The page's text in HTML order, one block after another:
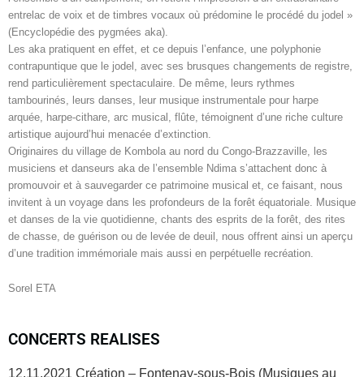
entrelac de voix et de timbres vocaux où prédomine le procédé du jodel »
(Encyclopédie des pygmées aka).
Les aka pratiquent en effet, et ce depuis l’enfance, une polyphonie
contrapuntique que le jodel, avec ses brusques changements de registre,
rend particulièrement spectaculaire. De même, leurs rythmes
tambourinés, leurs danses, leur musique instrumentale pour harpe
arquée, harpe-cithare, arc musical, flûte, témoignent d’une riche culture
artistique aujourd’hui menacée d’extinction.
Originaires du village de Kombola au nord du Congo-Brazzaville, les
musiciens et danseurs aka de l’ensemble Ndima s’attachent donc à
promouvoir et à sauvegarder ce patrimoine musical et, ce faisant, nous
invitent à un voyage dans les profondeurs de la forêt équatoriale. Musique
et danses de la vie quotidienne, chants des esprits de la forêt, des rites
de chasse, de guérison ou de levée de deuil, nous offrent ainsi un aperçu
d’une tradition immémoriale mais aussi en perpétuelle recréation.
Sorel ETA
CONCERTS REALISES
12.11.2021 Création – Fontenay-sous-Bois (Musiques au